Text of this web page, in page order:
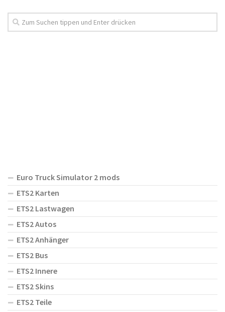
Euro Truck Simulator 2 mods
ETS2 Karten
ETS2 Lastwagen
ETS2 Autos
ETS2 Anhänger
ETS2 Bus
ETS2 Innere
ETS2 Skins
ETS2 Teile